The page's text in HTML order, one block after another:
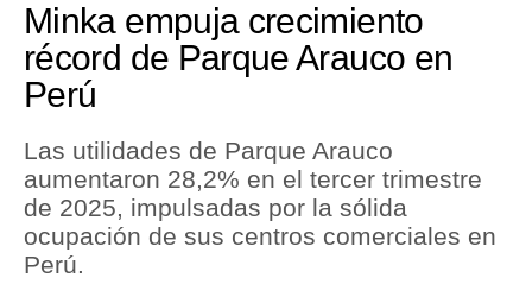
Economía
Mercados
Política
Finanzas Personales
Minka empuja crecimiento
récord de Parque Arauco en
Perú
Las utilidades de Parque Arauco
aumentaron 28,2% en el tercer trimestre
de 2025, impulsadas por la sólida
ocupación de sus centros comerciales en
Perú.